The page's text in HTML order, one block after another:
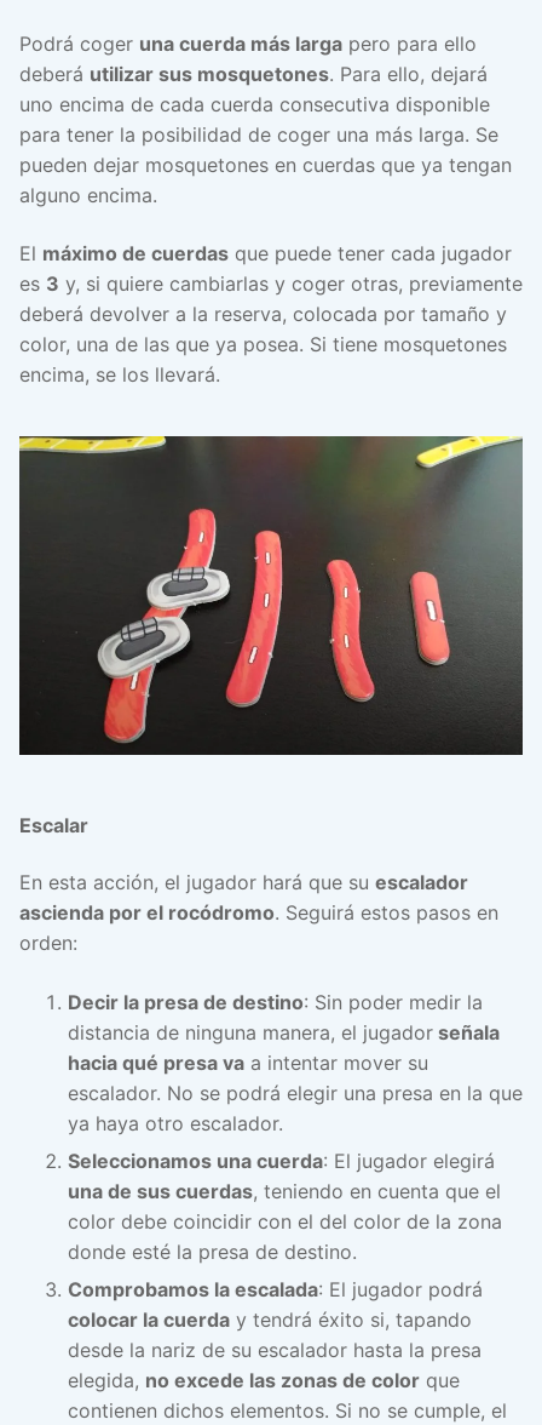
Podrá coger una cuerda más larga pero para ello
deberá utilizar sus mosquetones. Para ello, dejará
uno encima de cada cuerda consecutiva disponible
para tener la posibilidad de coger una más larga. Se
pueden dejar mosquetones en cuerdas que ya tengan
alguno encima.
El máximo de cuerdas que puede tener cada jugador
es 3 y, si quiere cambiarlas y coger otras, previamente
deberá devolver a la reserva, colocada por tamaño y
color, una de las que ya posea. Si tiene mosquetones
encima, se los llevará.
Escalar
En esta acción, el jugador hará que su escalador
ascienda por el rocódromo. Seguirá estos pasos en
orden:
Decir la presa de destino: Sin poder medir la
distancia de ninguna manera, el jugador señala
hacia qué presa va a intentar mover su
escalador. No se podrá elegir una presa en la que
ya haya otro escalador.
Seleccionamos una cuerda: El jugador elegirá
una de sus cuerdas, teniendo en cuenta que el
color debe coincidir con el del color de la zona
donde esté la presa de destino.
Comprobamos la escalada: El jugador podrá
colocar la cuerda y tendrá éxito si, tapando
desde la nariz de su escalador hasta la presa
elegida, no excede las zonas de color que
contienen dichos elementos. Si no se cumple, el